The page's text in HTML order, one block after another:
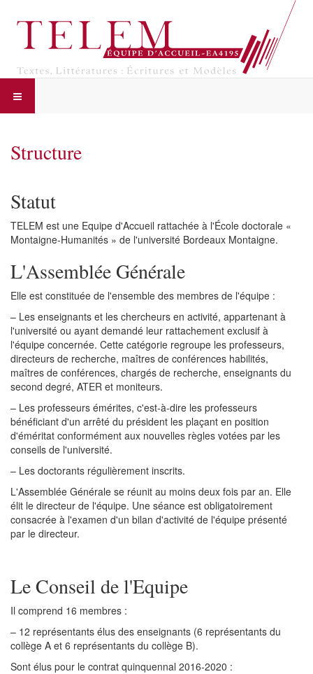
Structure
Statut
TELEM est une Equipe d'Accueil rattachée à l'École doctorale «
Montaigne-Humanités » de l'université Bordeaux Montaigne.
L'Assemblée Générale
Elle est constituée de l'ensemble des membres de l'équipe :
– Les enseignants et les chercheurs en activité, appartenant à
l'université ou ayant demandé leur rattachement exclusif à
l'équipe concernée. Cette catégorie regroupe les professeurs,
directeurs de recherche, maîtres de conférences habilités,
maîtres de conférences, chargés de recherche, enseignants du
second degré, ATER et moniteurs.
– Les professeurs émérites, c'est-à-dire les professeurs
bénéficiant d'un arrêté du président les plaçant en position
d'éméritat conformément aux nouvelles règles votées par les
conseils de l'université.
– Les doctorants régulièrement inscrits.
L'Assemblée Générale se réunit au moins deux fois par an. Elle
élit le directeur de l'équipe. Une séance est obligatoirement
consacrée à l'examen d'un bilan d'activité de l'équipe présenté
par le directeur.
Le Conseil de l'Equipe
Il comprend 16 membres :
– 12 représentants élus des enseignants (6 représentants du
collège A et 6 représentants du collège B).
Sont élus pour le contrat quinquennal 2016-2020 :